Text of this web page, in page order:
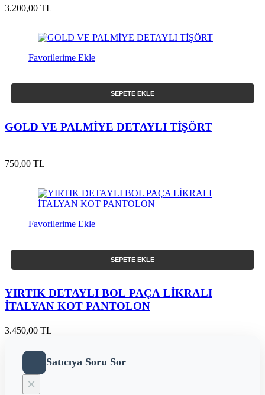
3.200,00 TL
Favorilerime Ekle
SEPETE EKLE
GOLD VE PALMİYE DETAYLI TİŞÖRT
750,00 TL
Favorilerime Ekle
SEPETE EKLE
YIRTIK DETAYLI BOL PAÇA LİKRALI
İTALYAN KOT PANTOLON
3.450,00 TL
Satıcıya Soru Sor
×